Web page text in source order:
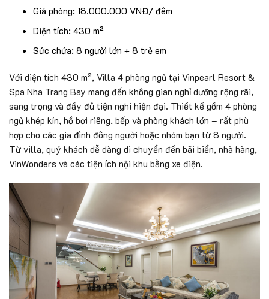
Giá phòng: 18.000.000 VNĐ/ đêm
Diện tích: 430 m²
Sức chứa: 8 người lớn + 8 trẻ em
Với diện tích 430 m², Villa 4 phòng ngủ tại Vinpearl Resort &
Spa Nha Trang Bay mang đến không gian nghỉ dưỡng rộng rãi,
sang trọng và đầy đủ tiện nghi hiện đại. Thiết kế gồm 4 phòng
ngủ khép kín, hồ bơi riêng, bếp và phòng khách lớn – rất phù
hợp cho các gia đình đông người hoặc nhóm bạn từ 8 người.
Từ villa, quý khách dễ dàng di chuyển đến bãi biển, nhà hàng,
VinWonders và các tiện ích nội khu bằng xe điện.